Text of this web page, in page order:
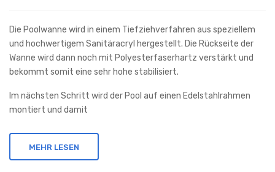
Die Poolwanne wird in einem Tiefziehverfahren aus speziellem
und hochwertigem Sanitäracryl hergestellt. Die Rückseite der
Wanne wird dann noch mit Polyesterfaserhartz verstärkt und
bekommt somit eine sehr hohe stabilisiert.
Im nächsten Schritt wird der Pool auf einen Edelstahlrahmen
montiert und damit
MEHR LESEN